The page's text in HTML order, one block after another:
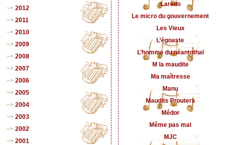
2012
2011
2010
2009
2008
2007
2006
2005
2004
2003
2002
2001
Laredo
Le micro du gouvernement
Les Vieux
L’égoaste
L’homme du néantothal
M la maudite
Ma maîtresse
Manu
Maudits Prouters
Médor
Même pas mal
MJC